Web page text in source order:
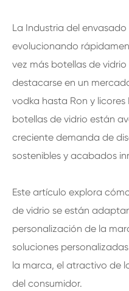
La Industria del
evolucionando
vez más botellas de
destacarse en un
vodka hasta Ron y
botellas de vidrio están
creciente demanda de
sostenibles y acabados
Este artículo explora
de vidrio se están
personalización de la
soluciones
la marca, el atractivo de
del consumidor.